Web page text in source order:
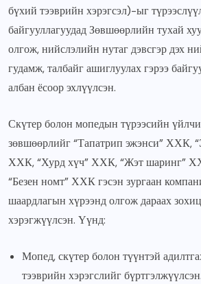
бүхий тээврийн хэрэгсэл)-ыг
байгууллагуудад Зөвшөөрлийн тухай
олгож, нийслэлийн нутаг дэвсгэр дэх
гудамж, талбайг ашиглуулах гэрээ
албан ёсоор эхлүүлсэн.
Скүтер болон мопедын түрээсийн
зөвшөөрлийг “Тапатрип эжэнси” ХХК,
ХХК, “Хурд хүч” ХХК, “Жэт шаринг”
“Безен номт” ХХК гэсэн зургаан
шаардлагын хүрээнд олгож дараах
хэрэгжүүлсэн. Үүнд:
Мопед, скүтер болон түүнтэй
тээврийн хэрэгслийг бүртгэлжүүлсэн.